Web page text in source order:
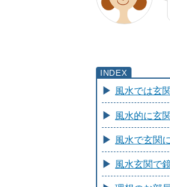
風水では玄
風水的に玄
風水で玄関
風水玄関で